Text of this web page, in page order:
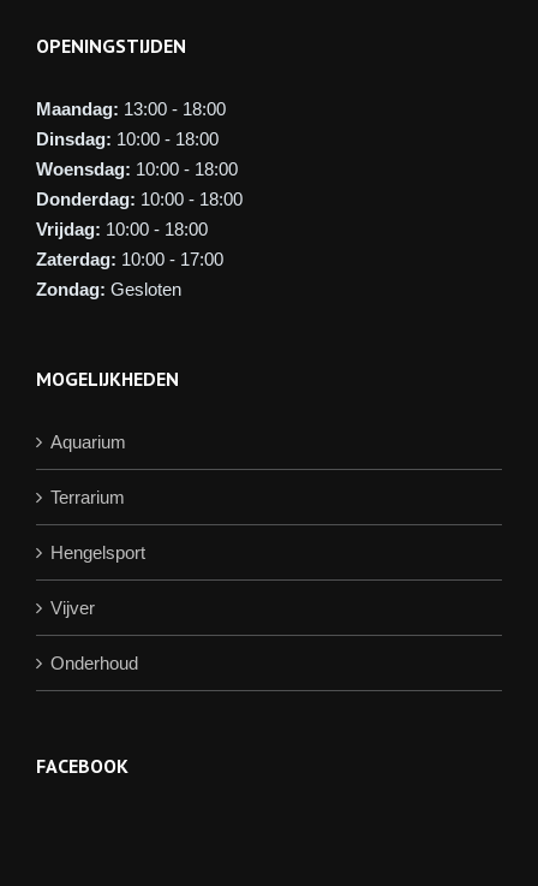
OPENINGSTIJDEN
Maandag: 13:00 - 18:00
Dinsdag: 10:00 - 18:00
Woensdag: 10:00 - 18:00
Donderdag: 10:00 - 18:00
Vrijdag: 10:00 - 18:00
Zaterdag: 10:00 - 17:00
Zondag: Gesloten
MOGELIJKHEDEN
Aquarium
Terrarium
Hengelsport
Vijver
Onderhoud
FACEBOOK